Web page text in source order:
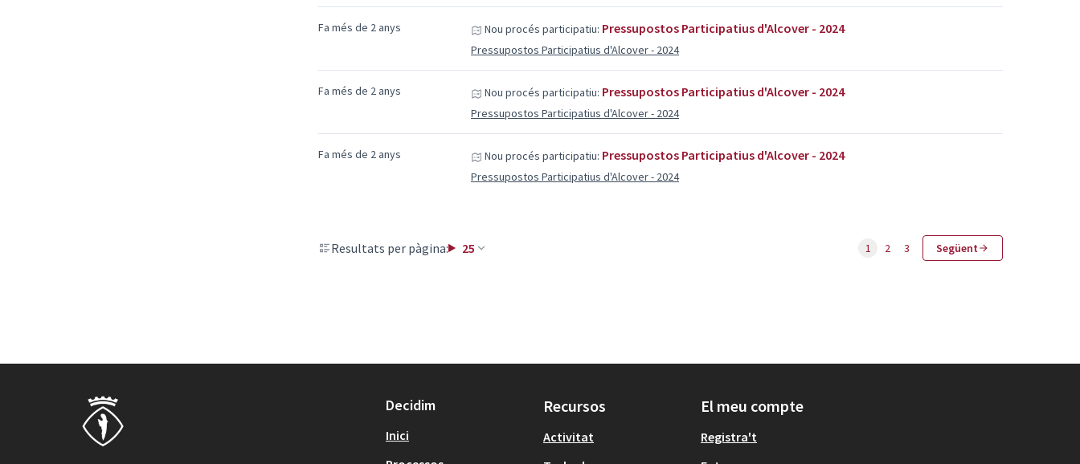
Fa més de 2 anys Nou procés participatiu: Pressupostos Participatius d'Alcover - 2024
Pressupostos Participatius d'Alcover - 2024
Fa més de 2 anys Nou procés participatiu: Pressupostos Participatius d'Alcover - 2024
Pressupostos Participatius d'Alcover - 2024
Fa més de 2 anys Nou procés participatiu: Pressupostos Participatius d'Alcover - 2024
Pressupostos Participatius d'Alcover - 2024
Resultats per pàgina: 25 1 2 3 Següent
Decidim
Inici
Recursos
Activitat
El meu compte
Registra't